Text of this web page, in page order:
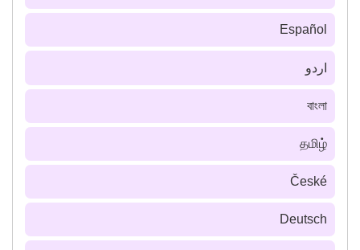
Español
اردو
বাংলা
தமிழ்
České
Deutsch